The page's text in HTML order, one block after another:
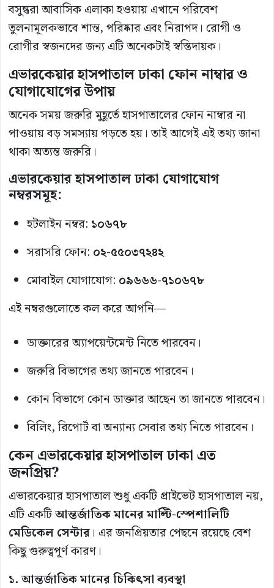
বসুন্ধরা আবাসিক এলাকা হওয়ায় এখানে পরিবেশ
তুলনামূলকভাবে শান্ত, পরিষ্কার এবং নিরাপদ। রোগী ও
রোগীর স্বজনদের জন্য এটি অনেকটাই স্বস্তিদায়ক।
এভারকেয়ার হাসপাতাল ঢাকা ফোন নাম্বার ও
যোগাযোগের উপায়
অনেক সময় জরুরি মুহূর্তে হাসপাতালের ফোন নাম্বার না
পাওয়ায় বড় সমস্যায় পড়তে হয়। তাই আগেই এই তথ্য জানা
থাকা অত্যন্ত জরুরি।
এভারকেয়ার হাসপাতাল ঢাকা যোগাযোগ
নম্বরসমূহ:
হটলাইন নম্বর: ১০৬৭৮
সরাসরি ফোন: ০২-৫৫০৩৭২৪২
মোবাইল যোগাযোগ: ০৯৬৬৬-৭১০৬৭৮
এই নম্বরগুলোতে কল করে আপনি—
ডাক্তারের অ্যাপয়েন্টমেন্ট নিতে পারবেন।
জরুরি বিভাগের তথ্য জানতে পারবেন।
কোন বিভাগে কোন ডাক্তার আছেন তা জানতে পারবেন।
বিলিং, রিপোর্ট বা অন্যান্য সেবার তথ্য নিতে পারবেন।
কেন এভারকেয়ার হাসপাতাল ঢাকা এত
জনপ্রিয়?
এভারকেয়ার হাসপাতাল শুধু একটি প্রাইভেট হাসপাতাল নয়,
এটি একটিআন্তর্জাতিক মানের মাল্টি-স্পেশালিটি
মেডিকেল সেন্টার। এর জনপ্রিয়তার পেছনে রয়েছে বেশ
কিছু গুরুত্বপূর্ণ কারণ।
১. আন্তর্জাতিক মানের চিকিৎসা ব্যবস্থা